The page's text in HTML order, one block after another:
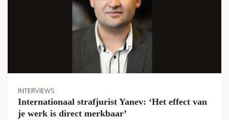
INTERVIEWS
Internationaal strafjurist Yanev: ‘Het effect van
je werk is direct merkbaar’